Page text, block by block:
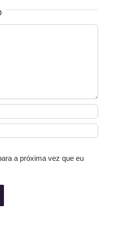
a próxima vez que eu